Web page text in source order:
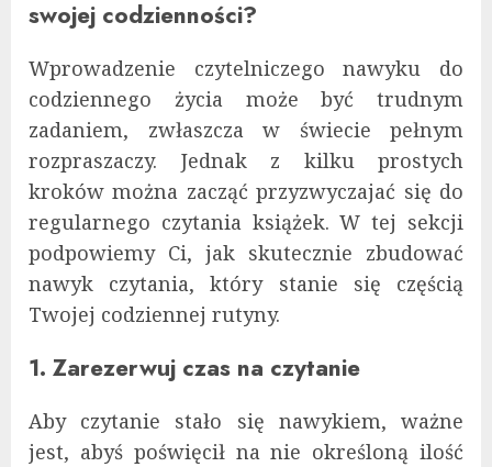
swojej codzienności?
Wprowadzenie czytelniczego nawyku do
codziennego życia może być trudnym
zadaniem, zwłaszcza w świecie pełnym
rozpraszaczy. Jednak z kilku prostych
kroków można zacząć przyzwyczajać się do
regularnego czytania książek. W tej sekcji
podpowiemy Ci, jak skutecznie zbudować
nawyk czytania, który stanie się częścią
Twojej codziennej rutyny.
1. Zarezerwuj czas na czytanie
Aby czytanie stało się nawykiem, ważne
jest, abyś poświęcił na nie określoną ilość